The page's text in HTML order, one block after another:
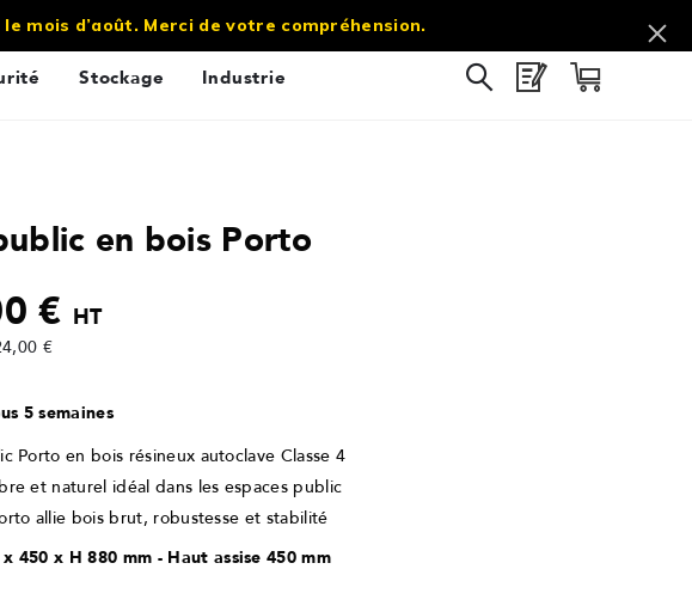
commercial@sol-direct.fr |
Stockage Industrie
en bois Porto
€ HT
€
5 semaines
Porto en bois résineux autoclave Classe 4
et naturel idéal dans les espaces public
allie bois brut, robustesse et stabilité
450 x H 880 mm - Haut assise 450 mm
mois d’août. Merci de votre compréhension.